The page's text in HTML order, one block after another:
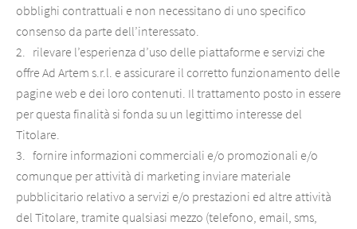
obblighi contrattuali e non necessitano di uno specifico
consenso da parte dell’interessato.
2. rilevare l’esperienza d’uso delle piattaforme e servizi che
offre Ad Artem s.r.l. e assicurare il corretto funzionamento delle
pagine web e dei loro contenuti. Il trattamento posto in essere
per questa finalità si fonda su un legittimo interesse del
Titolare.
3. fornire informazioni commerciali e/o promozionali e/o
comunque per attività di marketing inviare materiale
pubblicitario relativo a servizi e/o prestazioni ed altre attività
del Titolare, tramite qualsiasi mezzo (telefono, email, sms,